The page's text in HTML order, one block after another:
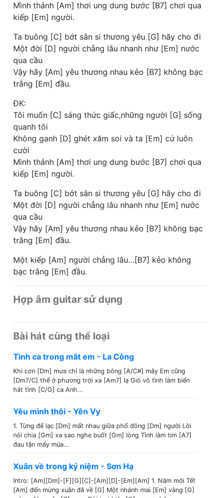
Mình thảnh [Am] thơi ung dung bước [B7] chơi qua
kiếp [Em] người.
Ta buông [C] bớt sân si thương yêu [G] hãy cho đi
Một đời [D] người chẳng lâu nhanh như [Em] nước
qua cầu
Vậy hãy [Am] yêu thương nhau kẻo [B7] không bạc
trắng [Em] đầu.
ĐK:
Tôi muốn [C] sáng thức giấc,những người [G] sống
quanh tôi
Không ganh [D] ghét xăm soi và ta [Em] cứ luôn
cười
Mình thảnh [Am] thơi ung dung bước [B7] chơi qua
kiếp [Em] người.
Ta buông [C] bớt sân si thương yêu [G] hãy cho đi
Một đời [D] người chẳng lâu nhanh như [Em] nước
qua cầu
Vậy hãy [Am] yêu thương nhau kẻo [B7] không bạc
trắng [Em] đầu.
Một kiếp [Am] người chẳng lâu…[B7] kẻo không
bạc trắng [Em] đầu.
Hợp âm guitar sử dụng
Bài hát cùng thể loại
Tình ca trong mắt em - La Công
Khi cơn [Dm] mưa chỉ là những bóng [A/C#] mây Em cũng
[Dm7/C] thế ở phương trời xa [Am7] lạ Gió vô tình làm biển
hát tình [C/G] ca Anh...
Yêu mình thôi - Yên Vy
1. Từng để lạc [Dm] mất nhau giữa phố đông [Dm] người Lời
nói chia [Gm] xa sao nghe buốt [Gm] lòng Tình làm tim [A7]
đau tận mấy mùa...
Xuân về trong kỷ niệm - Sơn Hạ
Intro: [Am][Dm]-[F][G][C]-[Am][D]-[Em][Am] 1. Năm mới Tết
[Am] đến mừng xuân đã về [G] Một nhánh mai [Em] vàng [G]